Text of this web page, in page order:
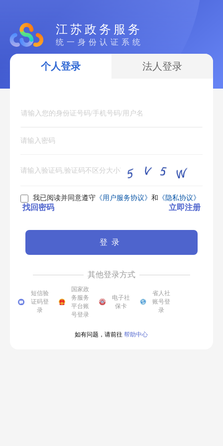
江苏政务服务
统一身份认证系统
个人登录 法人登录
我已阅读并同意遵守《用户服务协议》 和 《隐私协议》
找回密码 立即注册
登录
其他登录方式
短信验
证码登
录
国家政
务服务
平台账
号登录
电子社
保卡
省人社
账号登
录
如有问题，请前往 帮助中心